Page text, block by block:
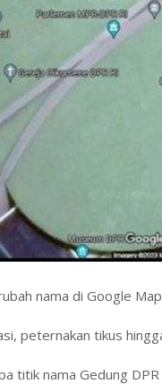
nama di Google
peternakan tikus
titik nama Gedung